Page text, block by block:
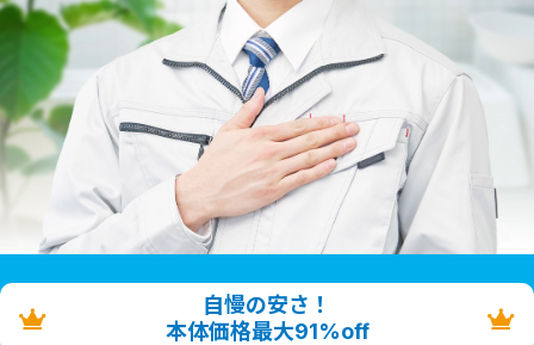
自慢の安さ！
本体価格最大91%off